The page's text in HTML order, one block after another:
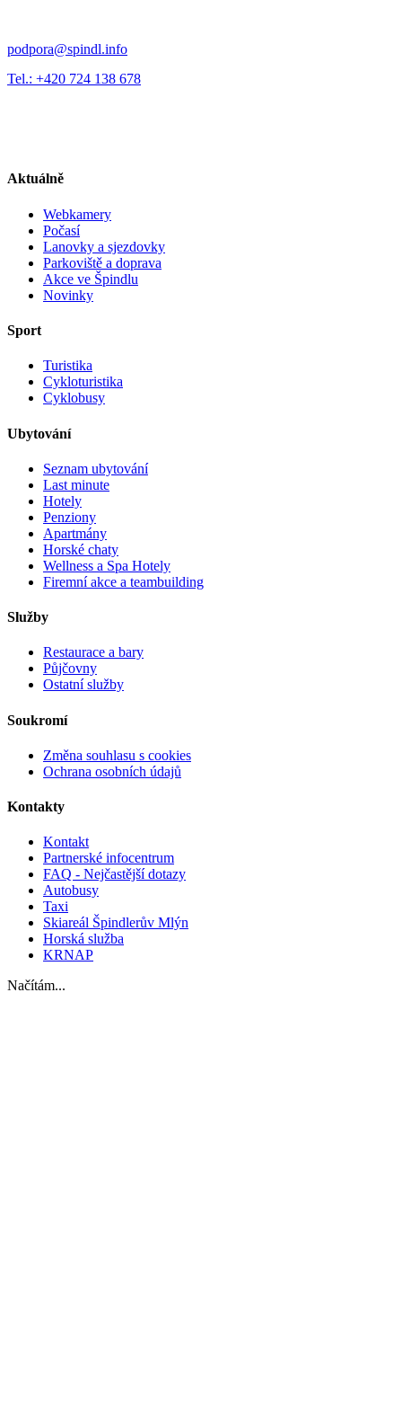
podpora@spindl.info
Tel.: +420 724 138 678
Aktuálně
Webkamery
Počasí
Lanovky a sjezdovky
Parkoviště a doprava
Akce ve Špindlu
Novinky
Sport
Turistika
Cykloturistika
Cyklobusy
Ubytování
Seznam ubytování
Last minute
Hotely
Penziony
Apartmány
Horské chaty
Wellness a Spa Hotely
Firemní akce a teambuilding
Služby
Restaurace a bary
Půjčovny
Ostatní služby
Soukromí
Změna souhlasu s cookies
Ochrana osobních údajů
Kontakty
Kontakt
Partnerské infocentrum
FAQ - Nejčastější dotazy
Autobusy
Taxi
Skiareál Špindlerův Mlýn
Horská služba
KRNAP
Načítám...